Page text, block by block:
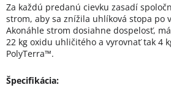
Za každú predanú cievku zasadí
strom, aby sa znížila uhlíková stopa po
Akonáhle strom dosiahne dospelosť,
22 kg oxidu uhličitého a vyrovnať tak 4
PolyTerra™.
Špecifikácia: